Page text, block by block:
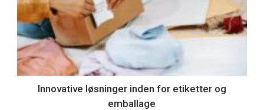
Innovative løsninger inden for etiketter og
emballage